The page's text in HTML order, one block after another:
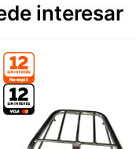
interesar